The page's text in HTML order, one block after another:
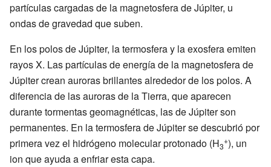
partículas cargadas de la magnetosfera de Júpiter, u
ondas de gravedad que suben.
En los polos de Júpiter, la termosfera y la exosfera emiten
rayos X. Las partículas de energía de la magnetosfera de
Júpiter crean auroras brillantes alrededor de los polos. A
diferencia de las auroras de la Tierra, que aparecen
durante tormentas geomagnéticas, las de Júpiter son
permanentes. En la termosfera de Júpiter se descubrió por
primera vez el hidrógeno molecular protonado (H3
+), un
ion que ayuda a enfriar esta capa.